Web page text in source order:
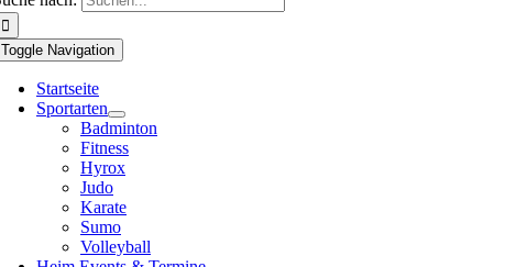
Toggle Navigation
Startseite
Sportarten
Badminton
Fitness
Hyrox
Judo
Karate
Sumo
Volleyball